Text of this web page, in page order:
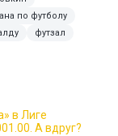
по футболу
футзал
в Лиге
А вдруг?